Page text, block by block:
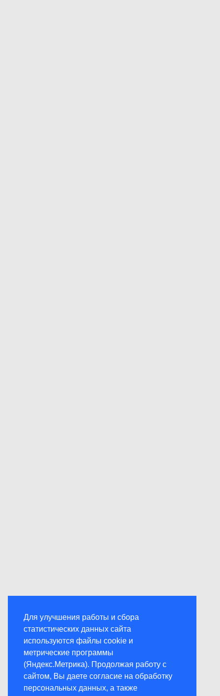
Для улучшения работы и сбора
статистических данных сайта
используются файлы cookie и
метрические программы
(Яндекс.Метрика). Продолжая работу с
сайтом, Вы даете согласие на обработку
персональных данных, а также